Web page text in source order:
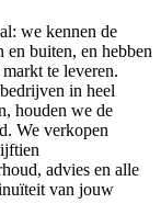
we kennen de
buiten, en hebben
te leveren.
in heel
houden we de
We verkopen
advies en alle
van jouw